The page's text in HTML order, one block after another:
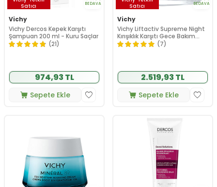
Satıcı
BEDAVA
Vichy
Vichy Dercos Kepek Karşıtı
Şampuan 200 ml - Kuru Saçlar
(21)
974,93 TL
Sepete Ekle
Satıcı
BEDAVA
Vichy
Vichy Liftactiv Supreme Night
Kırışıklık Karşıtı Gece Bakım
Kremi 50ml
(7)
2.519,93 TL
Sepete Ekle